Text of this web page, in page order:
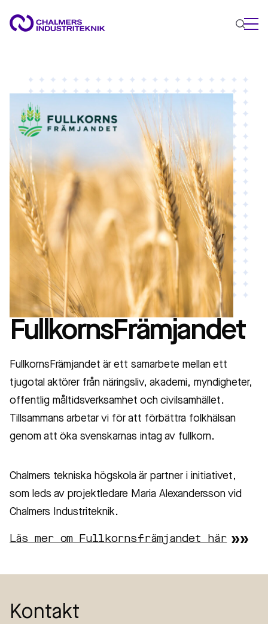
VÅRA EXPERTOMRÅDEN
Cirkulär ekonomi
Energi
Material
Tillämpad AI
AKTUELLT
OM OSS
KONTAKTA OSS
JOBBA HOS OSS
FullkornsFrämjandet
FullkornsFrämjandet är ett samarbete mellan ett
tjugotal aktörer från näringsliv, akademi, myndigheter,
offentlig måltidsverksamhet och civilsamhället.
Tillsammans arbetar vi för att förbättra folkhälsan
genom att öka svenskarnas intag av fullkorn.
Chalmers tekniska högskola är partner i initiativet,
som leds av projektledare Maria Alexandersson vid
Chalmers Industriteknik.
Läs mer om Fullkornsfrämjandet här
Kontakt